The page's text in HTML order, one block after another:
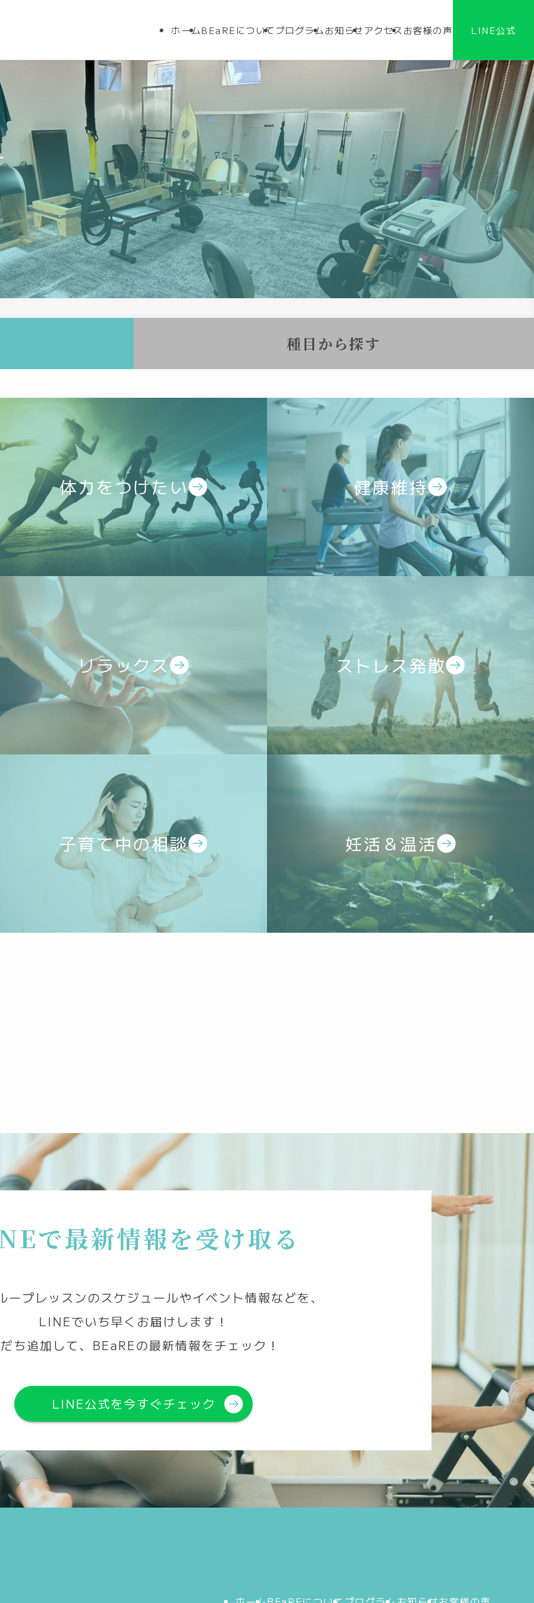
ホームBEaREについて プログラムお知らせアクセス お客様の声 LINE公式
体力をつけたい 健康維持
リラックス ストレス発散
子育て中の相談 妊活＆温活
種目から探す
で最新情報を受け取る
ープレッスンのスケジュールやイベント情報などを、
LINEでいち早くお届けします！
ち追加して、BEaREの最新情報をチェック！
LINE公式を今すぐチェック